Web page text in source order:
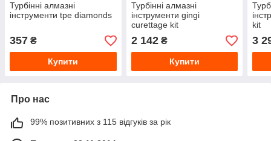
Турбінні алмазні
інструменти tpe diamonds
357 ₴
Купити
Турбінні алмазні
інструменти gingi
curettage kit
2 142₴
Купити
kit
3
Про нас
99% позитивних з 115 відгуків за рік